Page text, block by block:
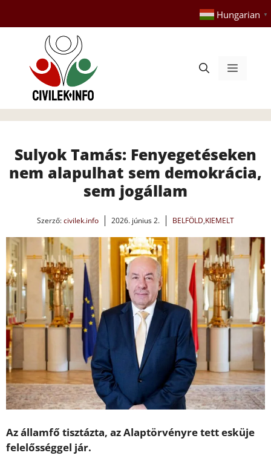
tartalomba
Hungarian ▼
Menü
Sulyok Tamás: Fenyegetéseken
nem alapulhat sem demokrácia,
sem jogállam
Szerző:civilek.info 2026. június 2. BELFÖLD,KIEMELT
Az államfő tisztázta, az Alaptörvényre tett esküje
felelősséggel jár.